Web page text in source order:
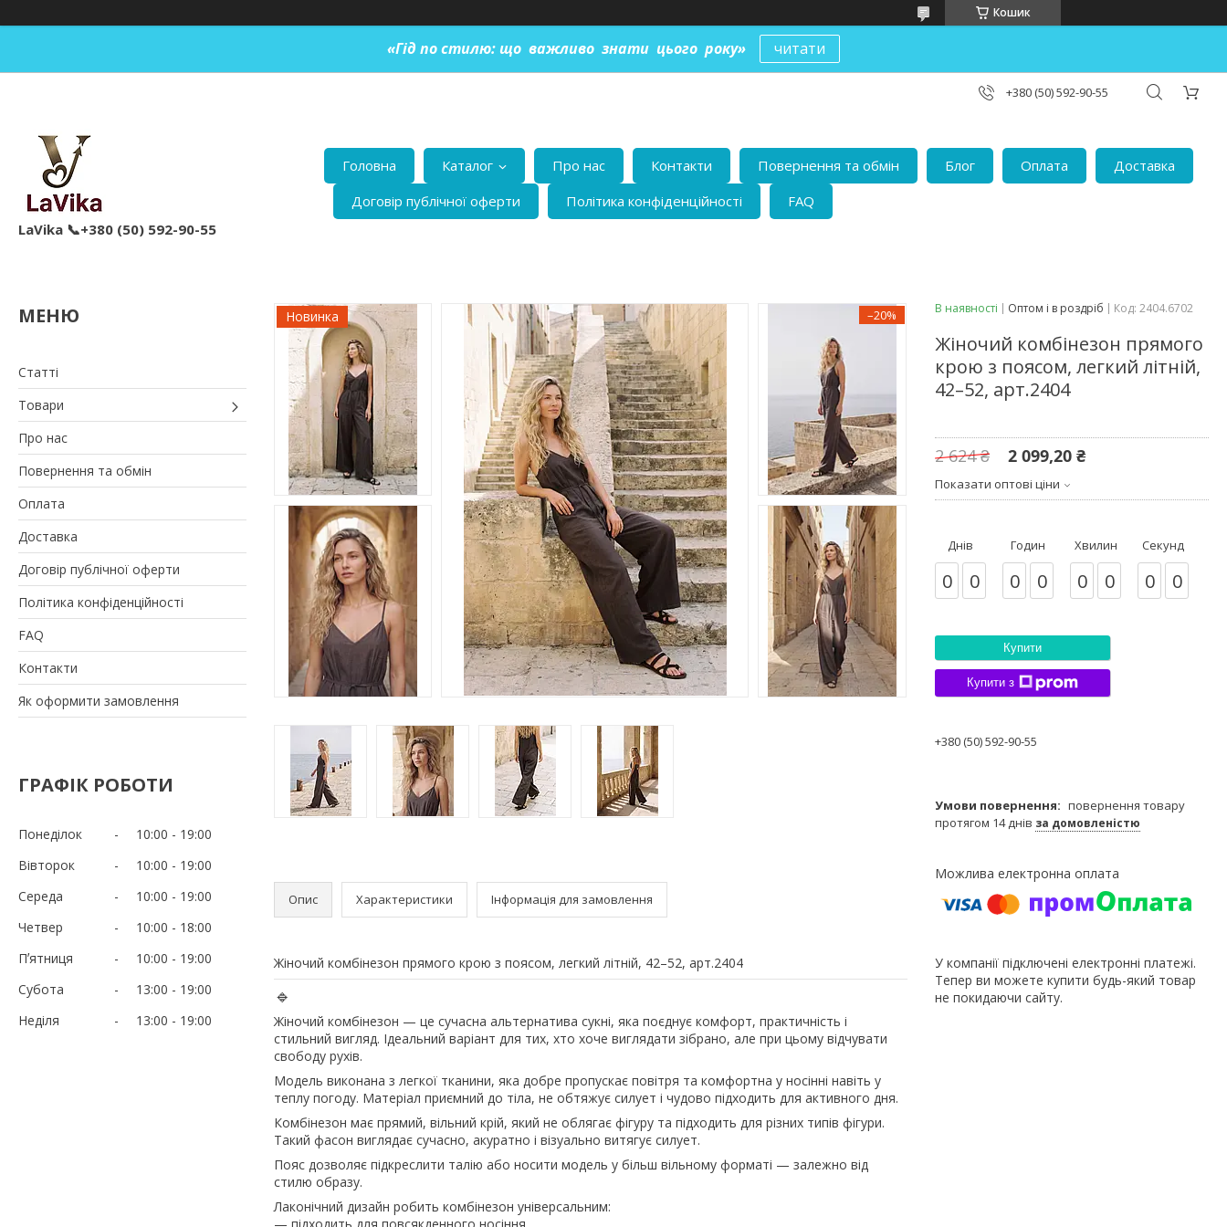
Кошик
«Гід по стилю: що важливо знати цього року» читати
+380 (50) 592-90-55
LaVika 📞+380 (50) 592-90-55
Головна Каталог Про нас Контакти Повернення та обмін Блог Оплата
Доставка
Договір публічної оферти
Політика конфіденційності FAQ
Статті
Товари
Про нас
Повернення та обмін
Оплата
Доставка
Договір публічної оферти
Політика конфіденційності
FAQ
Контакти
Як оформити замовлення
ГРАФІК РОБОТИ
Понеділок 10:00
19:00
Вівторок
10:00
19:00
Середа
10:00
19:00
Четвер
10:00
18:00
Пʼятниця
10:00
19:00
Субота
13:00
19:00
Неділя
13:00 19:00
Новинка –20%
Опис Характеристики Інформація для замовлення
Жіночий комбінезон прямого крою з поясом, легкий літній, 42–52, арт.2404
🔹
Жіночий комбінезон — це сучасна альтернатива сукні, яка поєднує комфорт, практичність і
стильний вигляд. Ідеальний варіант для тих, хто хоче виглядати зібрано, але при цьому відчувати
свободу рухів.
Модель виконана з легкої тканини, яка добре пропускає повітря та комфортна у носінні навіть у
теплу погоду. Матеріал приємний до тіла, не обтяжує силует і чудово підходить для активного дня.
Комбінезон має прямий, вільний крій, який не облягає фігуру та підходить для різних типів фігури.
Такий фасон виглядає сучасно, акуратно і візуально витягує силует.
Пояс дозволяє підкреслити талію або носити модель у більш вільному форматі — залежно від
стилю образу.
Лаконічний дизайн робить комбінезон універсальним:
В наявності Оптом і в роздріб Код: 2404.6702
Жіночий комбінезон прямого
крою з поясом, легкий літній,
42–52, арт.2404
2 624 ₴ 2 099,20 ₴
Показати оптові ціни
Днів
0 0
Годин
0 0
Хвилин
0 0
Секунд
0 0
Купити
Купити з
+380 (50) 592-90-55
повернення товару
протягом 14 днів за домовленістю
У компанії підключені електронні платежі.
Тепер ви можете купити будь-який товар
не покидаючи сайту.